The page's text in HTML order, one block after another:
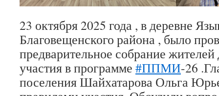
23 октября 2025 года , в деревне
Благовещенского района , было
предварительное собрание
участия в программе #ППМИ-26
поселения Шайхатарова Ольга